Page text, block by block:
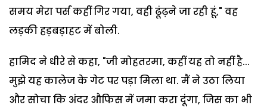
समय मेरा पर्स कहीं गिर गया, वही ढूंढ़ने जा रही हूं," वह
लड़की हड़बड़ाहट में बोली.
हामिद ने धीरे से कहा, "जी मोहतरमा, कहीं यह तो नहीं है...
मुझे यह कालेज के गेट पर पड़ा मिला था. मैं ने उठा लिया
और सोचा कि अंदर औफिस में जमा करा दूंगा, जिस का भी